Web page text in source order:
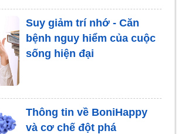
Suy giảm trí nhớ - Căn
bệnh nguy hiểm của cuộc
sống hiện đại
Thông tin về BoniHappy
và cơ chế đột phá